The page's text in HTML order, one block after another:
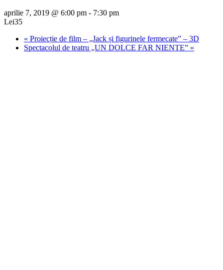
aprilie 7, 2019 @ 6:00 pm - 7:30 pm
Lei35
« Proiecție de film – „Jack și figurinele fermecate” – 3D
Spectacolul de teatru „UN DOLCE FAR NIENTE” »